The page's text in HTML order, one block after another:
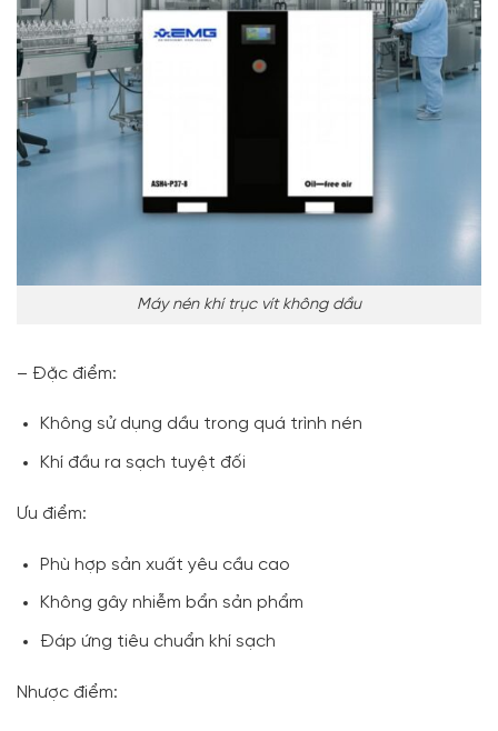
Máy nén khí trục vít không dầu
– Đặc điểm:
Không sử dụng dầu trong quá trình nén
Khí đầu ra sạch tuyệt đối
Ưu điểm:
Phù hợp sản xuất yêu cầu cao
Không gây nhiễm bẩn sản phẩm
Đáp ứng tiêu chuẩn khí sạch
Nhược điểm: